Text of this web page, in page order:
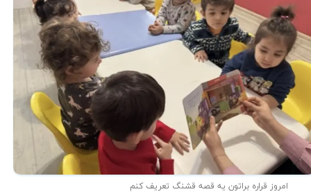
امروز قراره براتون یه قصه قشنگ تعریف کنم